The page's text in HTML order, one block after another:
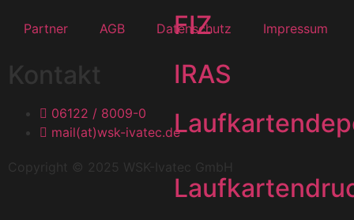
FIZ
IRAS
Partner AGB Datenschutz Impressum
Kontakt
06122 / 8009-0
mail(at)wsk-ivatec.de
Copyright © 2025 WSK-Ivatec GmbH